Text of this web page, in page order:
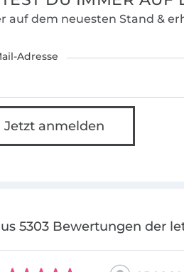
auf dem neuesten Stand &
Adresse
Jetzt anmelden
5303 Bewertungen der